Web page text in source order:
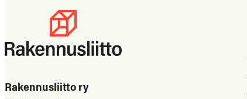
Rakennusliitto ry